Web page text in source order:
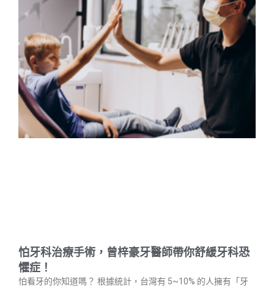
怕牙科治療手術，曾梓豪牙醫師帶你舒緩牙科恐
懼症！
怕看牙的你知道嗎？ 根據統計，台灣有 5~10% 的人擁有「牙